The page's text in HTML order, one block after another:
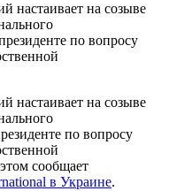
настаивает на созыве
по вопросу
настаивает на созыве
по вопросу
сообщает
в Украине.